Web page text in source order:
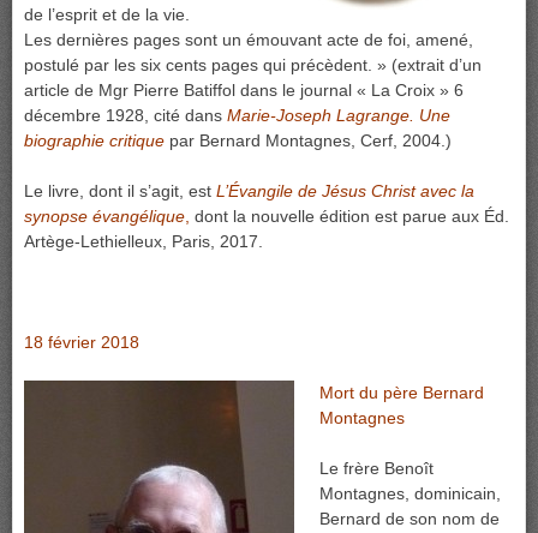
de l’esprit et de la vie.
Les dernières pages sont un émouvant acte de foi, amené,
postulé par les six cents pages qui précèdent. » (extrait d’un
article de Mgr Pierre Batiffol dans le journal « La Croix » 6
décembre 1928, cité dans Marie-Joseph Lagrange. Une
biographie critique par Bernard Montagnes, Cerf, 2004.)
Le livre, dont il s’agit, est L’Évangile de Jésus Christ avec la
synopse évangélique dont la nouvelle édition est parue aux Éd.
Artège-Lethielleux, Paris, 2017.
18 février 2018
Mort du père Bernard
Montagnes
Le frère Benoît
Montagnes, dominicain,
Bernard de son nom de